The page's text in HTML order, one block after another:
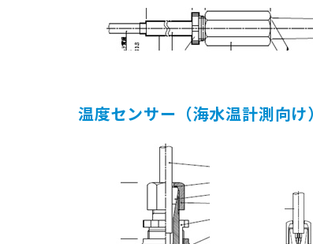
温度センサー（海水温計測向